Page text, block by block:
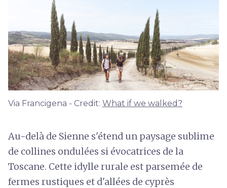
Via Francigena - Credit: What if we walked?
Au-delà de Sienne s'étend un paysage sublime
de collines ondulées si évocatrices de la
Toscane. Cette idylle rurale est parsemée de
fermes rustiques et d'allées de cyprès